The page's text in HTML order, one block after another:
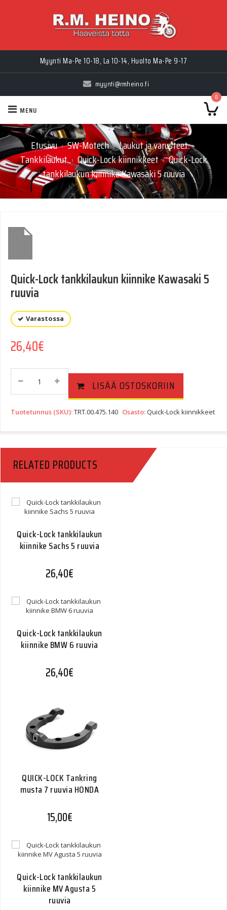
Myynti Ma-Pe 10-18, La 10-14, Huolto Ma-Pe 9-17
myynti@rmheino.fi
0
MENU
Etusivu › SW-Motech › Laukut ja varusteet ›
Tankkilaukut › Quick-Lock kiinnikkeet › Quick-Lock
tankkilaukun kiinnike Kawasaki 5 ruuvia
Quick-Lock tankkilaukun kiinnike Kawasaki 5
ruuvia
Varastossa
26,40€
Kiinnike
5
LISÄÄ OSTOSKORIIN
Tuotetunnus (SKU):TRT.00.475.140 Osasto:Quick-Lock kiinnikkeet
RELATED PRODUCTS
Quick-Lock tankkilaukun
kiinnike Sachs 5 ruuvia
26,40€
Quick-Lock tankkilaukun
kiinnike BMW 6 ruuvia
26,40€
QUICK-LOCK Tankring
musta 7 ruuvia HONDA
15,00€
Quick-Lock tankkilaukun
kiinnike MV Agusta 5
ruuvia